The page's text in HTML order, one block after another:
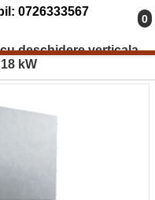
0726333567
0
deschidere verticala
kW